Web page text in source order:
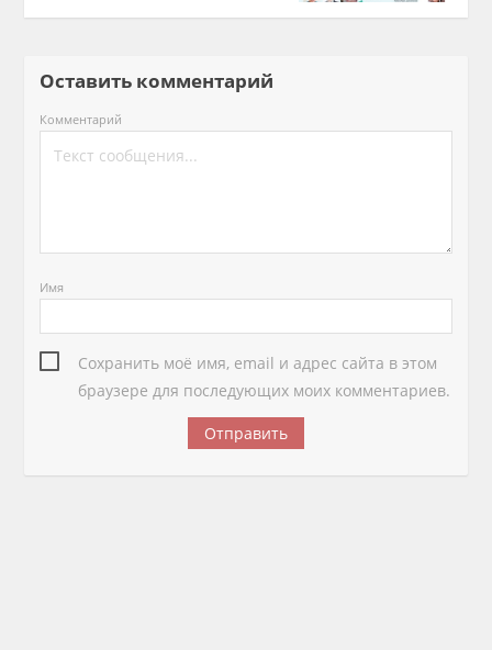
Оставить комментарий
Комментарий
Имя
Сохранить моё имя, email и адрес сайта в этом
браузере для последующих моих комментариев.